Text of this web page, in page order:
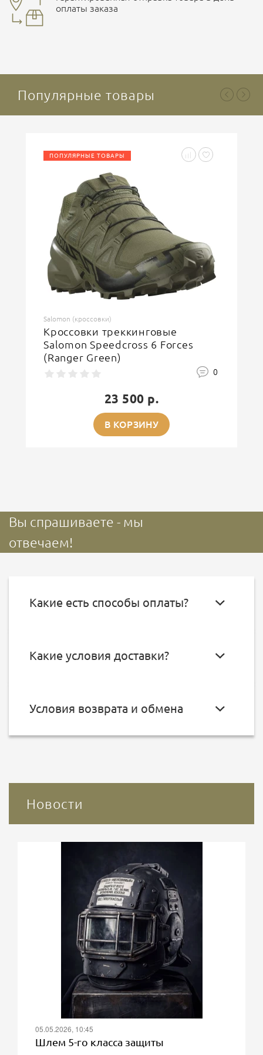
ОСТАВИТЬ ОТЗЫВ
оплаты заказа
Популярные товары
ПОПУЛЯРНЫЕ ТОВАРЫ
Salomon (кроссовки)
Кроссовки треккинговые
Salomon Speedcross 6 Forces
(Ranger Green)
0
23 500 р.
В КОРЗИНУ
Вы спрашиваете - мы
отвечаем!
Какие есть способы оплаты?
Какие условия доставки?
Условия возврата и обмена
Новости
05.05.2026, 10:45
Шлем 5-го класса защиты